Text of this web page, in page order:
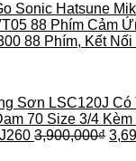
Sonic Hatsune
88 Phím Cảm
88 Phím, Kết
Sơn LSC120J
70 Size 3/4 Kèm
3,900,000₫